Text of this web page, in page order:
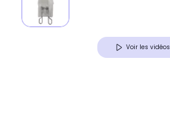
Voir les vidéos